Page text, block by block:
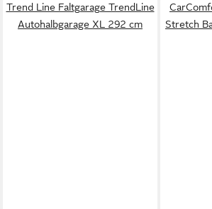
Trend Line Faltgarage TrendLine
Autohalbgarage XL 292 cm
Stretch